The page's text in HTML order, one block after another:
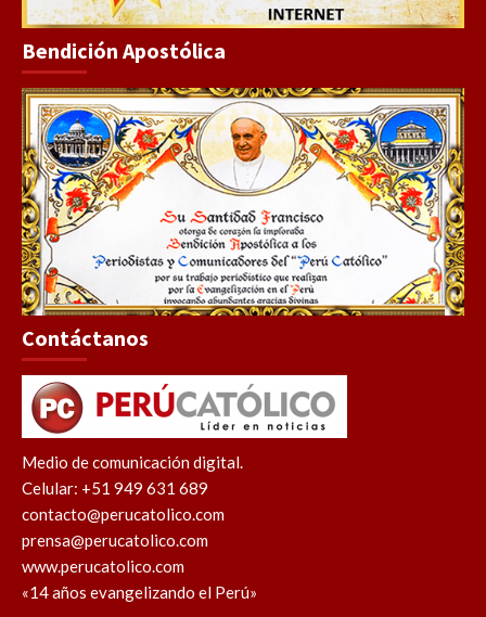
Bendición Apostólica
Contáctanos
Medio de comunicación digital.
Celular: +51 949 631 689
contacto@perucatolico.com
prensa@perucatolico.com
www.perucatolico.com
«14 años evangelizando el Perú»